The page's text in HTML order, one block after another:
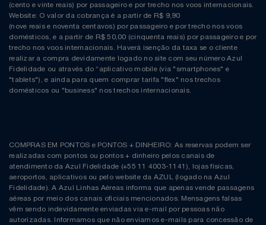
(cento e vinte reais) por passageiro e por trecho nos voos internacionais.
Website: O valor da cobrança é a partir de R$ 9,90
(nove reais e noventa centavos) por passageiro e por trecho nos voos
domésticos, e a partir de R$ 50,00 (cinquenta reais) por passageiro e por
trecho nos voos internacionais. Haverá isenção da taxa se o cliente
realizar a compra devidamente logado no site com seu número Azul
Fidelidade ou através do “aplicativo mobile (via "smartphones" e
"tablets"), e ainda para quem comprar tarifa "flex" nos trechos
domésticos ou "business" nos trechos internacionais.
COMPRAS EM PONTOS e PONTOS + DINHEIRO: As reservas podem ser
realizadas com pontos ou pontos + dinheiro pelos canais de
atendimento da Azul Fidelidade (+55 11 4003-1141), lojas físicas,
aeroportos, aplicativos ou pelo website da AZUL (logado na Azul
Fidelidade). A Azul Linhas Aéreas informa que apenas vende passagens
aéreas por meio dos canais oficiais mencionados. Mensagens falsas
vêm sendo indevidamente enviadas via e-mail por pessoas não
autorizadas. Informamos que não enviamos e-mails para concessão de